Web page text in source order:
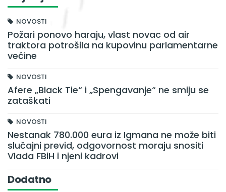
NOVOSTI
Požari ponovo haraju, vlast novac od air
traktora potrošila na kupovinu parlamentarne
većine
NOVOSTI
Afere „Black Tie“ i „Spengavanje“ ne smiju se
zataškati
NOVOSTI
Nestanak 780.000 eura iz Igmana ne može biti
slučajni previd, odgovornost moraju snositi
Vlada FBiH i njeni kadrovi
Dodatno